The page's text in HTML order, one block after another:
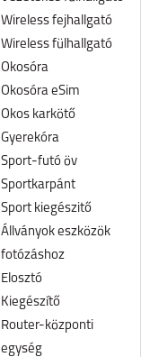
Wireless fejhallgató
Wireless fülhallgató
Okosóra
Okosóra eSim
Okos karkötő
Gyerekóra
Sport-futó öv
Sportkarpánt
Sport kiegészitő
Állványok eszközök
fotózáshoz
Elosztó
Kiegészítő
Router-központi
egység